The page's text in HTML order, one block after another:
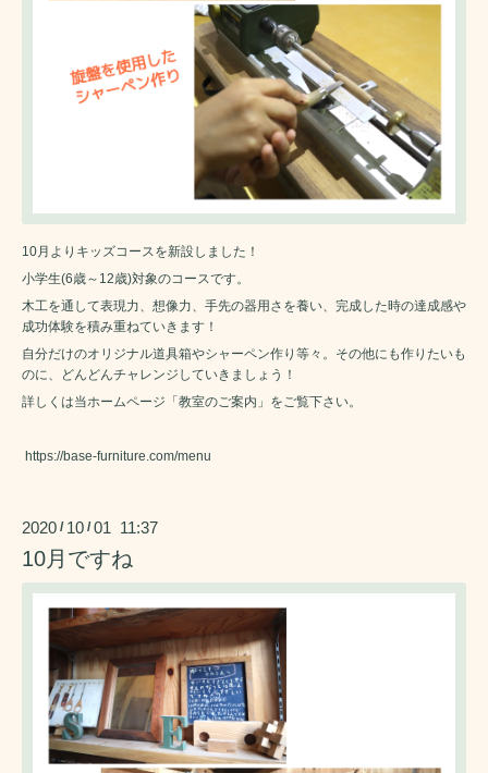
10月よりキッズコースを新設しました！
小学生(6歳～12歳)対象のコースです。
木工を通して表現力、想像力、手先の器用さを養い、完成した時の達成感や
成功体験を積み重ねていきます！
自分だけのオリジナル道具箱やシャーペン作り等々。その他にも作りたいも
のに、どんどんチャレンジしていきましょう！
詳しくは当ホームページ「教室のご案内」をご覧下さい。
https://base-furniture.com/menu
2020 / 10 /01 11:37
10月ですね